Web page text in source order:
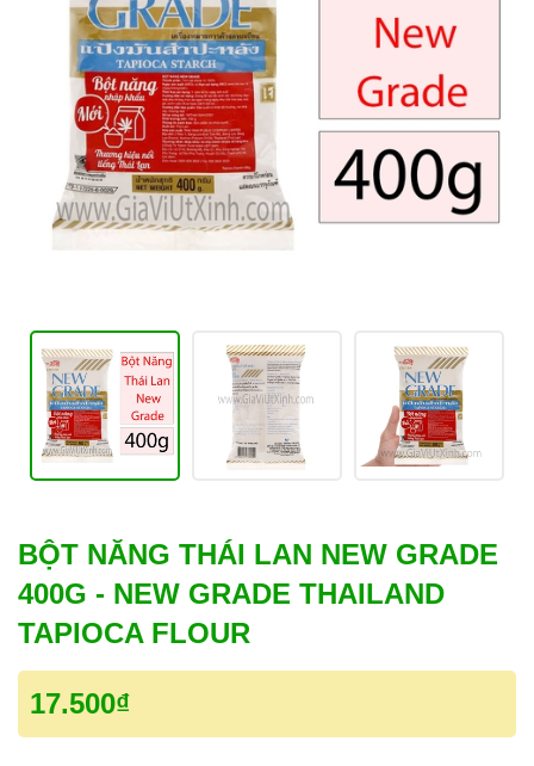
BỘT NĂNG THÁI LAN NEW GRADE
400G - NEW GRADE THAILAND
TAPIOCA FLOUR
17.500₫